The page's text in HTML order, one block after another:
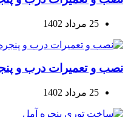
25 مرداد 1402
نصب و تعمیرات درب و
25 مرداد 1402